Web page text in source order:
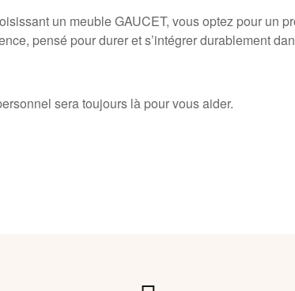
un meuble GAUCET, vous optez pour un
pensé pour durer et s’intégrer durablement
sera toujours là pour vous aider.